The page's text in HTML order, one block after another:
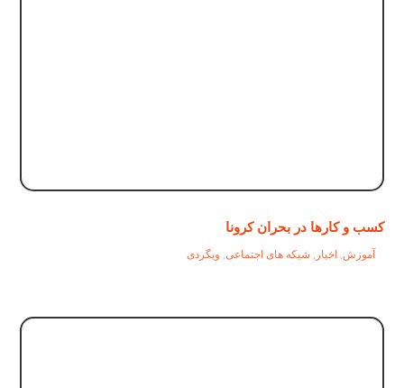
کسب و کارها در بحران کرونا
آموزش, اخبار , شبکه های اجتماعی, وبگردی